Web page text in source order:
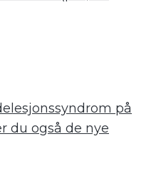
på
du også de nye